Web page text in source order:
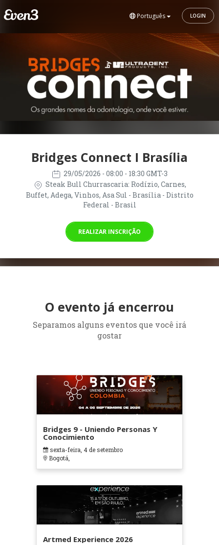
Português LOGIN
Bridges Connect I Brasília
29/05/2026 - 08:00 - 18:30 GMT-3
Steak Bull Churrascaria: Rodízio, Carnes,
Buffet, Adega, Vinhos, Asa Sul - Brasília - Distrito
Federal - Brasil
REALIZAR INSCRIÇÃO
O evento já encerrou
Separamos alguns eventos que você irá
gostar
Bridges 9 - Uniendo Personas Y
Conocimiento
sexta-feira, 4 de setembro
Bogotá,
Artmed Experience 2026